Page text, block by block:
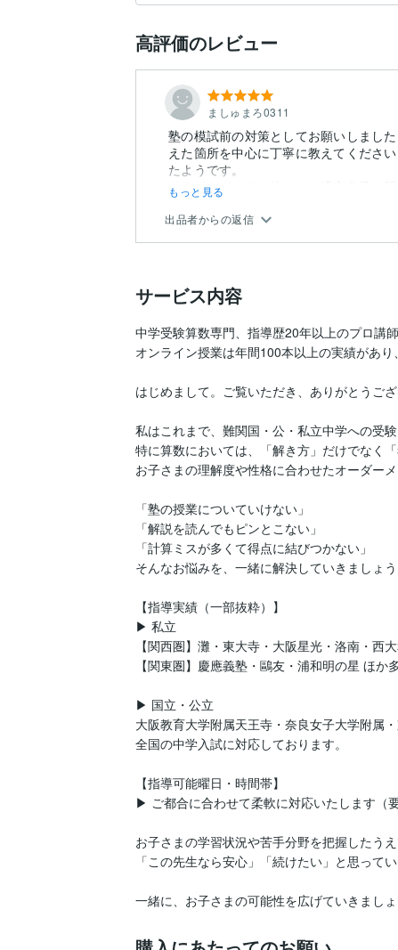
高評価のレビュー
ましゅまろ0311
塾の模試前の対策としてお願いしまし
えた箇所を中心に丁寧に教えてくださ
たようです。
ホワイトボードを使って、適宜息子に
もっと見る
出品者からの返信
サービス内容
中学受験算数専門、指導歴20年以上のプロ講
オンライン授業は年間100本以上の実績があ
はじめまして。ご覧いただき、ありがとうござ
私はこれまで、難関国・公・私立中学への受
特に算数においては、「解き方」だけでなく
お子さまの理解度や性格に合わせたオーダー
「塾の授業についていけない」
「解説を読んでもピンとこない」
「計算ミスが多くて得点に結びつかない」
そんなお悩みを、一緒に解決していきましょう
【指導実績（一部抜粋）】
▶ 私立
【関西圏】灘・東大寺・大阪星光・洛南・西
【関東圏】慶應義塾・鷗友・浦和明の星 ほか
▶ 国立・公立
大阪教育大学附属天王寺・奈良女子大学附属
全国の中学入試に対応しております。
【指導可能曜日・時間帯】
▶ ご都合に合わせて柔軟に対応いたします（要
お子さまの学習状況や苦手分野を把握したう
「この先生なら安心」「続けたい」と思って
一緒に、お子さまの可能性を広げていきましょ